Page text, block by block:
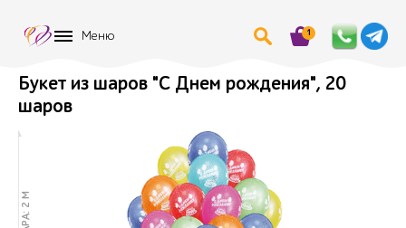
Меню 1
Букет из шаров "С Днем рождения", 20
шаров